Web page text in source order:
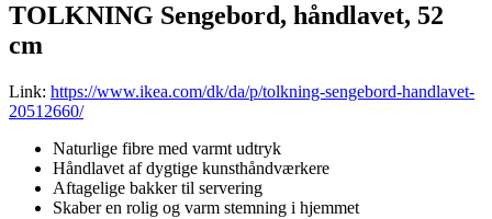
TOLKNING Sengebord, håndlavet, 52
cm
Link: https://www.ikea.com/dk/da/p/tolkning-sengebord-handlavet-
20512660/
Naturlige fibre med varmt udtryk
Håndlavet af dygtige kunsthåndværkere
Aftagelige bakker til servering
Skaber en rolig og varm stemning i hjemmet